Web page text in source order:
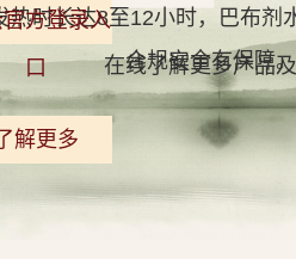
热时长达8至12小时，巴布剂
合规安全有保障
方登录入
口
在线了解更多产品
了解更多